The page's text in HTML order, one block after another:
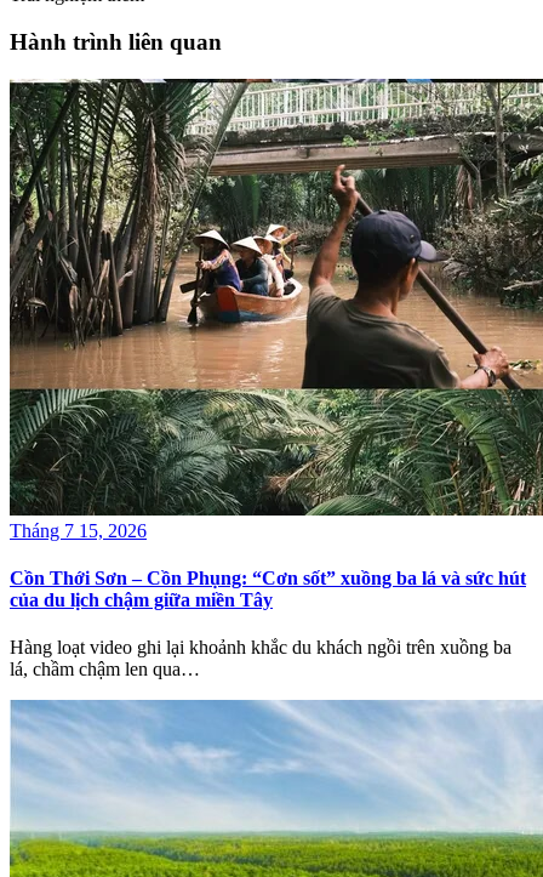
Hành trình liên quan
Tháng 7 15, 2026
Cồn Thới Sơn – Cồn Phụng: “Cơn sốt” xuồng ba lá và sức hút
của du lịch chậm giữa miền Tây
Hàng loạt video ghi lại khoảnh khắc du khách ngồi trên xuồng ba
lá, chầm chậm len qua…